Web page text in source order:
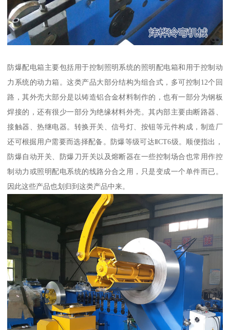
防爆配电箱主要包括用于控制照明系统的照明配电箱和用于控制动
力系统的动力箱。这类产品大部分结构为组合式，多可控制12个回
路，其外壳大部分是以铸造铝合金材料制作的，也有一部分为钢板
焊接的，还有很少一部分为绝缘材料外壳。其内部主要由断路器、
接触器、热继电器。转换开关、信号灯、按钮等元件构成，制造厂
还可根掘用户需要而选择配备。防爆等级可达ⅡCT6级。顺便指出，
防爆自动开关、防爆刀开关以及熔断器在一些控制场合也常用作控
制动力或照明配电系统的线路分合之用，只是变成一个单件而已。
因此这些产品也划归到这类产品中来。